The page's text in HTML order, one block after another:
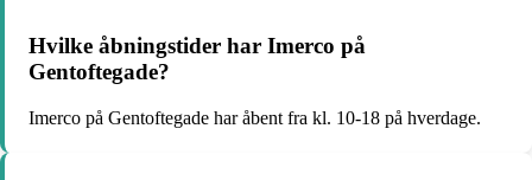
Hvilke åbningstider har Imerco på
Gentoftegade?
Imerco på Gentoftegade har åbent fra kl. 10-18 på hverdage.